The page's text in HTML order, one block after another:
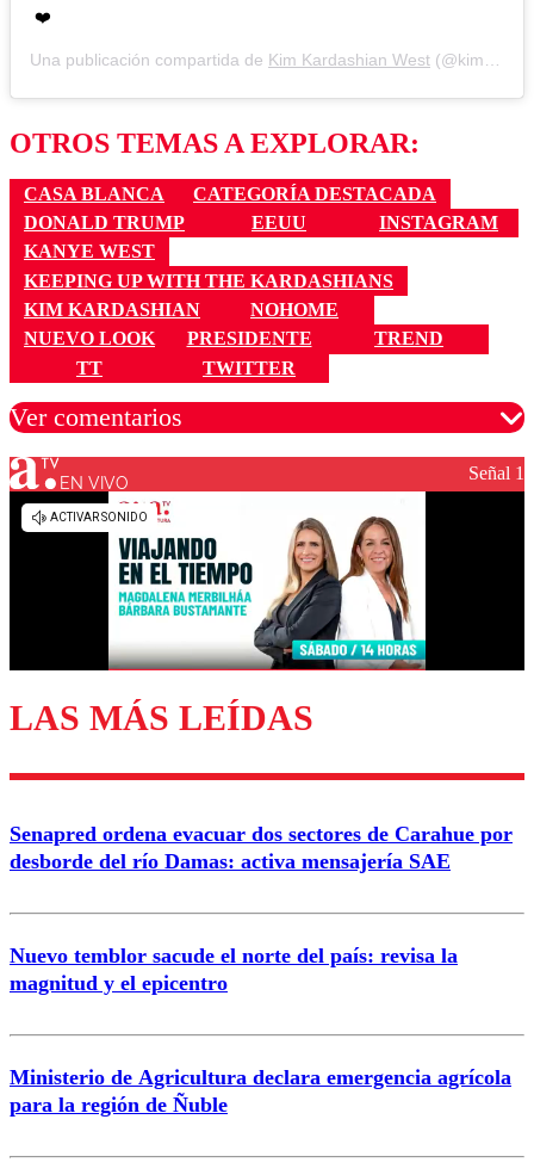
❤️
Una publicación compartida de Kim Kardashian West (@kimkardashian) el
OTROS TEMAS A EXPLORAR:
CASA BLANCA
CATEGORÍA DESTACADA
DONALD TRUMP
EEUU
INSTAGRAM
KANYE WEST
KEEPING UP WITH THE KARDASHIANS
KIM KARDASHIAN
NOHOME
NUEVO LOOK
PRESIDENTE
TREND
TT
TWITTER
Ver comentarios
Los comentarios son moderados para garantizar un
diálogo respetuoso.
Enviar comentario
EN VIVO Señal 1
LAS MÁS LEÍDAS
Senapred ordena evacuar dos sectores de Carahue por
desborde del río Damas: activa mensajería SAE
Nuevo temblor sacude el norte del país: revisa la
magnitud y el epicentro
Ministerio de Agricultura declara emergencia agrícola
para la región de Ñuble